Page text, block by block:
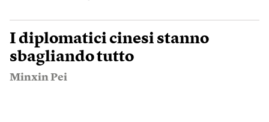
I diplomatici cinesi stanno
sbagliando tutto
Minxin Pei